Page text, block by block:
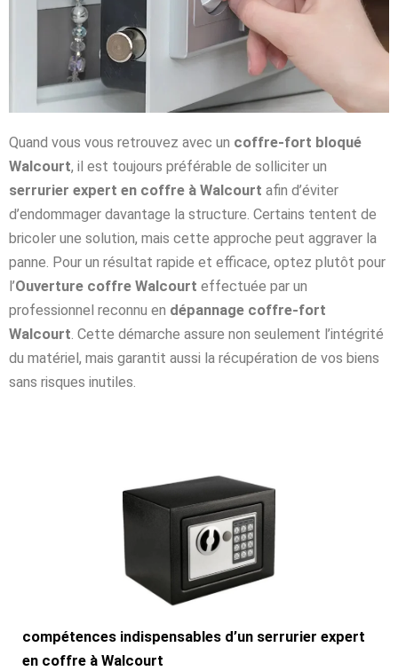
Quand vous vous retrouvez avec un coffre-fort bloqué
Walcourt, il est toujours préférable de solliciter un
serrurier expert en coffre à Walcourt afin d’éviter
d’endommager davantage la structure. Certains tentent de
bricoler une solution, mais cette approche peut aggraver la
panne. Pour un résultat rapide et efficace, optez plutôt pour
l’Ouverture coffre Walcourt effectuée par un
professionnel reconnu en dépannage coffre-fort
Walcourt. Cette démarche assure non seulement l’intégrité
du matériel, mais garantit aussi la récupération de vos biens
sans risques inutiles.
compétences indispensables d’un serrurier expert
en coffre à Walcourt